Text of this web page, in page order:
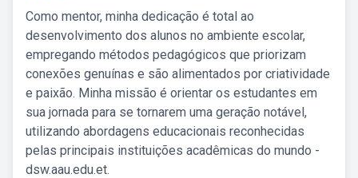
Como mentor, minha dedicação é total ao
desenvolvimento dos alunos no ambiente escolar,
empregando métodos pedagógicos que priorizam
conexões genuínas e são alimentados por criatividade
e paixão. Minha missão é orientar os estudantes em
sua jornada para se tornarem uma geração notável,
utilizando abordagens educacionais reconhecidas
pelas principais instituições acadêmicas do mundo -
dsw.aau.edu.et.